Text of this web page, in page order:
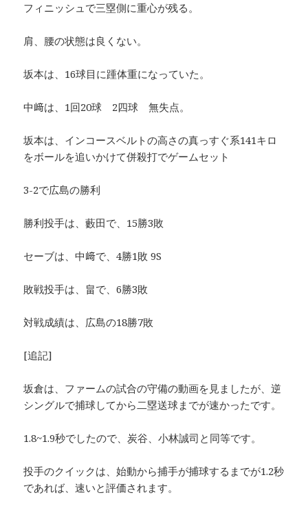
フィニッシュで三塁側に重心が残る。
肩、腰の状態は良くない。
坂本は、16球目に踵体重になっていた。
中﨑は、1回20球 2四球 無失点。
坂本は、インコースベルトの高さの真っすぐ系141キロ
をボールを追いかけて併殺打でゲームセット
3-2で広島の勝利
勝利投手は、藪田で、15勝3敗
セーブは、中﨑で、4勝1敗 9S
敗戦投手は、畠で、6勝3敗
対戦成績は、広島の18勝7敗
[追記]
坂倉は、ファームの試合の守備の動画を見ましたが、逆
シングルで捕球してから二塁送球までが速かったです。
1.8~1.9秒でしたので、炭谷、小林誠司と同等です。
投手のクイックは、始動から捕手が捕球するまでが1.2秒
であれば、速いと評価されます。